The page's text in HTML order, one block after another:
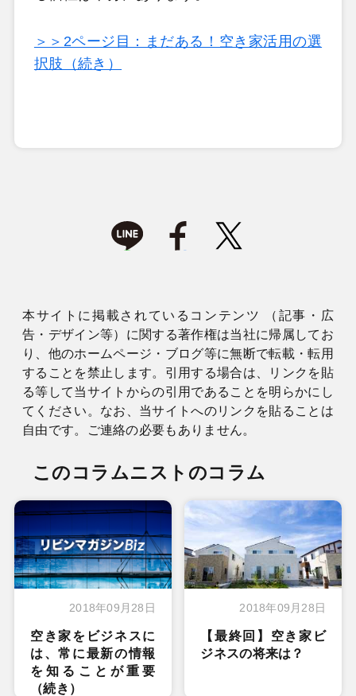
＞＞2ページ目：まだある！空き家活用の選
択肢（続き）
本サイトに掲載されているコンテンツ （記事・広
告・デザイン等）に関する著作権は当社に帰属してお
り、他のホームページ・ブログ等に無断で転載・転用
することを禁止します。引用する場合は、リンクを貼
る等して当サイトからの引用であることを明らかにし
てください。なお、当サイトへのリンクを貼ることは
自由です。ご連絡の必要もありません。
このコラムニストのコラム
2018年09月28日
空き家をビジネスに
は、常に最新の情報
を知ることが重要
（続き）
2018年09月28日
【最終回】空き家ビ
ジネスの将来は？